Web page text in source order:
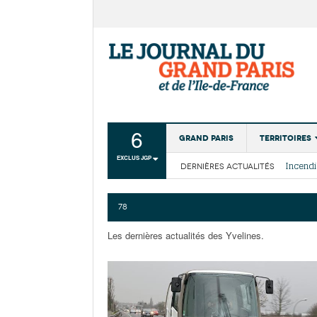
6
EXCLUS JGP
Grand Paris Territoires
DERNIÈRES ACTUALITÉS
La
Les
78
Les dernières actualités des Yvelines.